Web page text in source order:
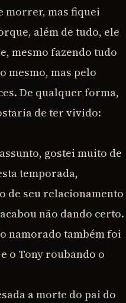
morrer, mas fiquei
além de tudo, ele
mesmo fazendo tudo
mesmo, mas pelo
De qualquer forma,
de ter vivido:
gostei muito de
temporada,
de seu relacionamento
não dando certo.
namorado também foi
o Tony roubando o
a morte do pai do